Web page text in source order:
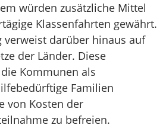
würden zusätzliche Mittel
Klassenfahrten gewährt.
verweist darüber hinaus auf
der Länder. Diese
Kommunen als
Familien
von Kosten der
zu befreien.